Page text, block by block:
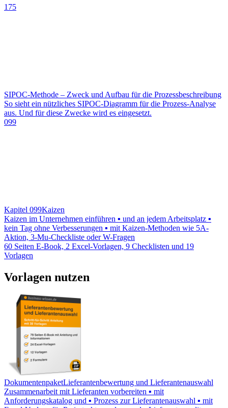
175
SIPOC-Methode – Zweck und Aufbau für die Prozessbeschreibung
So sieht ein nützliches SIPOC-Diagramm für die Prozess-Analyse
aus. Und für diese Zwecke wird es eingesetzt.
099
Kapitel 099Kaizen
Kaizen im Unternehmen einführen ▪ und an jedem Arbeitsplatz ▪
kein Tag ohne Verbesserungen ▪ mit Kaizen-Methoden wie 5A-
Aktion, 3-Mu-Checkliste oder W-Fragen
60 Seiten E-Book, 2 Excel-Vorlagen, 9 Checklisten und 19
Vorlagen
Vorlagen nutzen
DokumentenpaketLieferantenbewertung und Lieferantenauswahl
Zusammenarbeit mit Lieferanten vorbereiten ▪ mit
Anforderungskatalog und ▪ Prozess zur Lieferantenauswahl ▪ mit